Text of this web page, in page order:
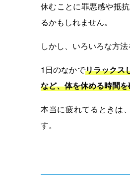
休むことに罪悪感や抵
るかもしれません。
しかし、いろいろな方
1日のなかでリラックス
など、体を休める時間
本当に疲れてるときは
す。